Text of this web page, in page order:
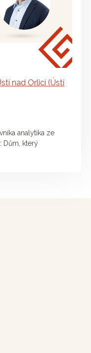
nad Orlicí (Ústí
analytika ze
Dům, který